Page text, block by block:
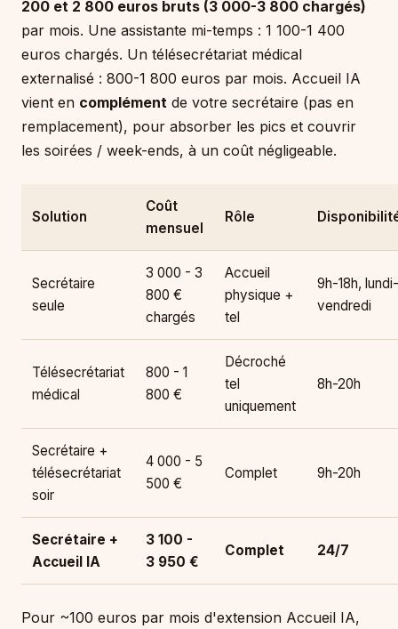
200 et 2 800 euros bruts (3 000-3 800 chargés)
par mois. Une assistante mi-temps : 1 100-1 400
euros chargés. Un télésecrétariat médical
externalisé : 800-1 800 euros par mois. Accueil IA
vient en complément de votre secrétaire (pas en
remplacement), pour absorber les pics et couvrir
les soirées / week-ends, à un coût négligeable.
Solution
Coût
mensuel
Rôle
Secrétaire
seule
3 000 - 3
800 €
chargés
Accueil
physique +
tel
9h-18h, lundi-
vendredi
Télésecrétariat
médical
800 - 1
800 €
Décroché
tel
uniquement
8h-20h
Secrétaire +
télésecrétariat
soir
4 000 - 5
500 €
Complet 9h-20h
Secrétaire +
Accueil IA
3 100 -
3 950 €
Complet 24/7
Pour ~100 euros par mois d'extension Accueil IA,